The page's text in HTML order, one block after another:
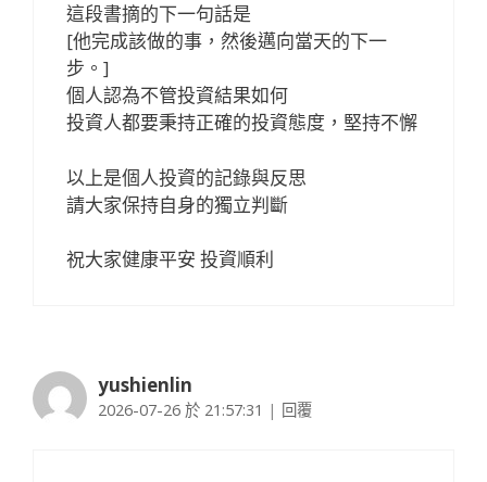
這段書摘的下一句話是
[他完成該做的事，然後邁向當天的下一
步。]
個人認為不管投資結果如何
投資人都要秉持正確的投資態度，堅持不懈
以上是個人投資的記錄與反思
請大家保持自身的獨立判斷
祝大家健康平安 投資順利
yushienlin
2026-07-26 於 21:57:31 | 回覆